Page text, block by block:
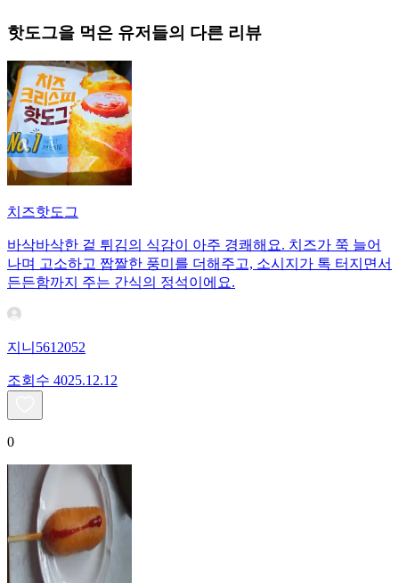
핫도그을 먹은 유저들의 다른 리뷰
치즈핫도그
바삭바삭한 겉 튀김의 식감이 아주 경쾌해요. 치즈가 쭉 늘어
나며 고소하고 짭짤한 풍미를 더해주고, 소시지가 톡 터지면서
든든함까지 주는 간식의 정석이에요.
지니5612052
조회수 4025.12.12
0